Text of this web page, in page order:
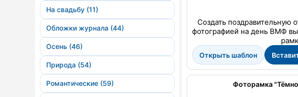
На свадьбу (11)
Обложки журнала (44)
Осень (46)
Природа (54)
Романтические (59)
Создать поздравительную
фотографией на день ВМФ
Открыть шаблон
Фоторамка